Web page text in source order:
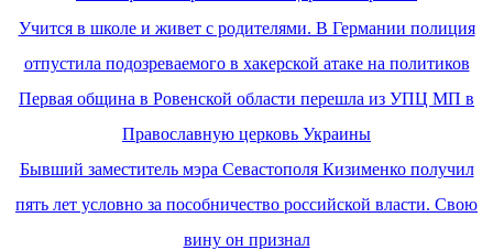
Учится в школе и живет с родителями. В Германии полиция
отпустила подозреваемого в хакерской атаке на политиков
Первая община в Ровенской области перешла из УПЦ МП в
Православную церковь Украины
Бывший заместитель мэра Севастополя Кизименко получил
пять лет условно за пособничество российской власти. Свою
вину он признал